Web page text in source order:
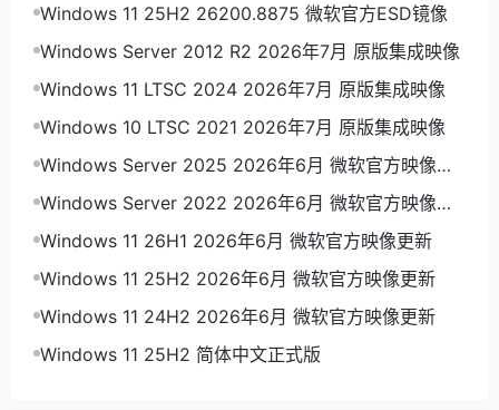
Windows 11 25H2 26200.8875 微软官方ESD镜像
Windows Server 2012 R2 2026年7月 原版集成映像
Windows 11 LTSC 2024 2026年7月 原版集成映像
Windows 10 LTSC 2021 2026年7月 原版集成映像
Windows Server 2025 2026年6月 微软官方映像更
新
Windows Server 2022 2026年6月 微软官方映像更
新
Windows 11 26H1 2026年6月 微软官方映像更新
Windows 11 25H2 2026年6月 微软官方映像更新
Windows 11 24H2 2026年6月 微软官方映像更新
Windows 11 25H2 简体中文正式版